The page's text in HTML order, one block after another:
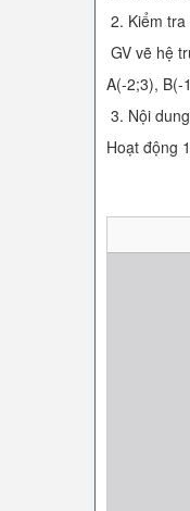
2. Kiểm
GV vẽ hệ
A(-2;3), B(-
3. Nội
Hoạt động